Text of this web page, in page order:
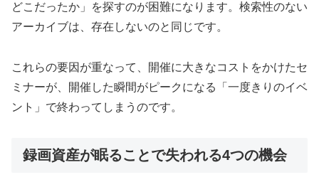
どこだったか」を探すのが困難になります。検索性のない
アーカイブは、存在しないのと同じです。
これらの要因が重なって、開催に大きなコストをかけたセ
ミナーが、開催した瞬間がピークになる「一度きりのイベ
ント」で終わってしまうのです。
録画資産が眠ることで失われる4つの機会